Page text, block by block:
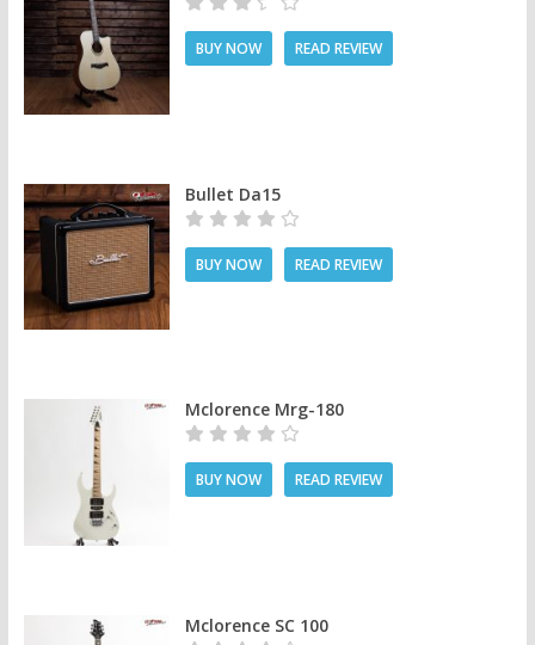
BUY NOW READ REVIEW
Bullet Da15
BUY NOW READ REVIEW
Mclorence Mrg-180
BUY NOW READ REVIEW
Mclorence SC 100